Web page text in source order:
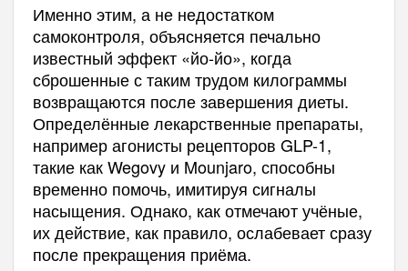
Именно этим, а не недостатком
самоконтроля, объясняется печально
известный эффект «йо-йо», когда
сброшенные с таким трудом килограммы
возвращаются после завершения диеты.
Определённые лекарственные препараты,
например агонисты рецепторов GLP-1,
такие как Wegovy и Mounjaro, способны
временно помочь, имитируя сигналы
насыщения. Однако, как отмечают учёные,
их действие, как правило, ослабевает сразу
после прекращения приёма.